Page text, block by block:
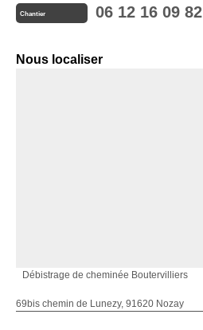
Chantier 06 12 16 09 82
Nous localiser
Débistrage de cheminée Boutervilliers
69bis chemin de Lunezy, 91620 Nozay